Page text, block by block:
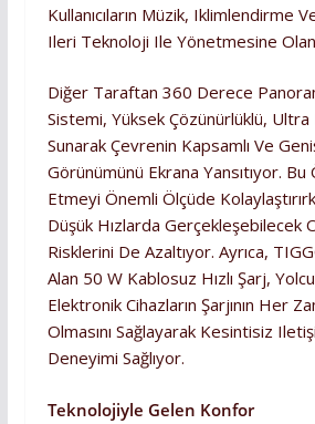
Kullanıcıların Müzik, Iklimlendirme
Ileri Teknoloji Ile Yönetmesine
Diğer Taraftan 360 Derece
Sistemi, Yüksek Çözünürlüklü,
Sunarak Çevrenin Kapsamlı Ve Geniş
Görünümünü Ekrana Yansıtıyor. Bu
Etmeyi Önemli Ölçüde
Düşük Hızlarda Gerçekleşebilecek
Risklerini De Azaltıyor. Ayrıca,
Alan 50 W Kablosuz Hızlı Şarj,
Elektronik Cihazların Şarjının Her
Olmasını Sağlayarak Kesintisiz
Deneyimi Sağlıyor.
Teknolojiyle Gelen Konfor